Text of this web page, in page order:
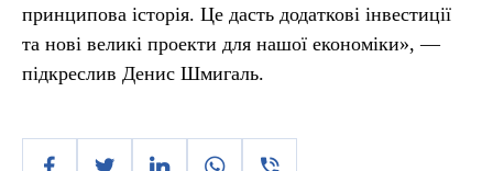
принципова історія. Це дасть додаткові інвестиції
та нові великі проекти для нашої економіки», —
підкреслив Денис Шмигаль.